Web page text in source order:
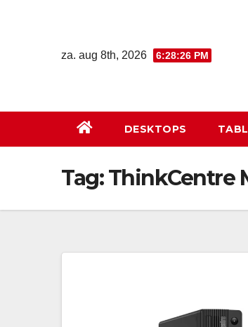
za. aug 8th, 2026 6:28:27 PM
DESKTOPS
Tag:ThinkCentre